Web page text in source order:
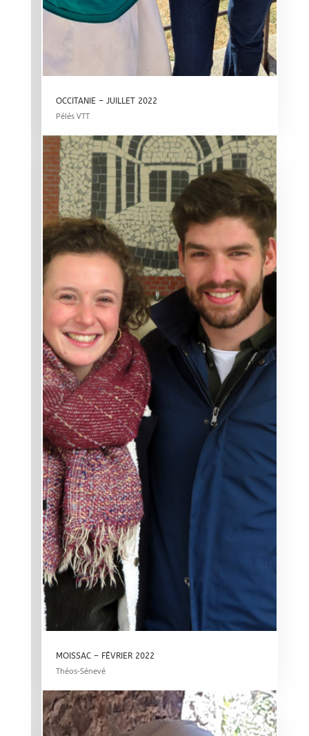
OCCITANIE – JUILLET 2022
Pélés VTT
MOISSAC – FÉVRIER 2022
Théos-Sénevé